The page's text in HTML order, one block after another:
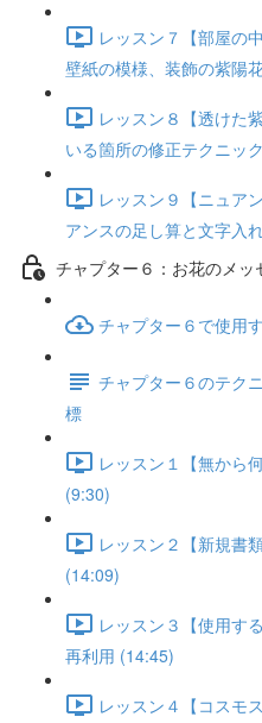
レッスン７【部屋の
壁紙の模様、装飾の紫陽
レッスン８【透けた
いる箇所の修正テクニッ
レッスン９【ニュア
アンスの足し算と文字入
チャプター６：お花のメッ
チャプター６で使用
チャプター６のテク
標
レッスン１【無から
(9:30)
レッスン２【新規書
(14:09)
レッスン３【使用す
再利用 (14:45)
レッスン４【コスモ